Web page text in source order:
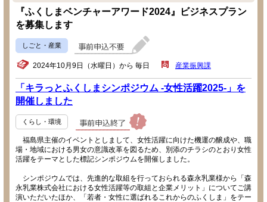
『ふくしまベンチャーアワード2024』ビジネスプラン
を募集します
しごと・産業
2024年10月9日（水曜日）から 毎日 産業振興課
「キラっとふくしまシンポジウム -女性活躍2025-」を
開催しました
くらし・環境
福島県主催のイベントとしまして、女性活躍に向けた機運の醸成や、職
場・地域における男女の意識改革を図るため、別添のチラシのとおり女性
活躍をテーマとした標記シンポジウムを開催しました。
シンポジウムでは、先進的な取組を行っておられる森永乳業様から「森
永乳業株式会社における女性活躍等の取組と企業メリット」についてご講
演いただいたほか、「若者・女性に選ばれるこれからのふくしま」をテー